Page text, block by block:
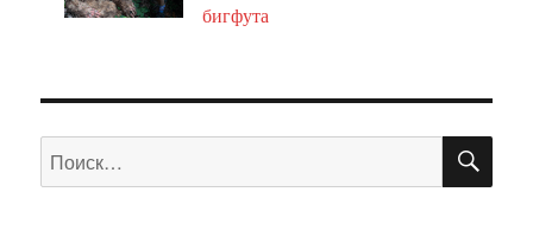
бигфута
Искать: